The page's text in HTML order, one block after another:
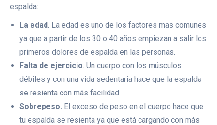
espalda:
La edad. La edad es uno de los factores mas comunes
ya que a partir de los 30 o 40 años empiezan a salir los
primeros dolores de espalda en las personas.
Falta de ejercicio. Un cuerpo con los músculos
débiles y con una vida sedentaria hace que la espalda
se resienta con más facilidad
Sobrepeso. El exceso de peso en el cuerpo hace que
tu espalda se resienta ya que está cargando con más